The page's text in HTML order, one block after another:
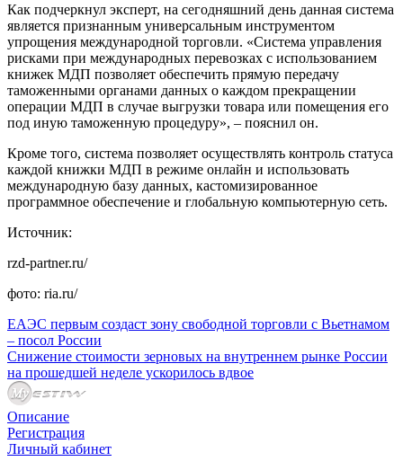
Как подчеркнул эксперт, на сегодняшний день данная система
является признанным универсальным инструментом
упрощения международной торговли. «Система управления
рисками при международных перевозках с использованием
книжек МДП позволяет обеспечить прямую передачу
таможенными органами данных о каждом прекращении
операции МДП в случае выгрузки товара или помещения его
под иную таможенную процедуру», – пояснил он.
Кроме того, система позволяет осуществлять контроль статуса
каждой книжки МДП в режиме онлайн и использовать
международную базу данных, кастомизированное
программное обеспечение и глобальную компьютерную сеть.
Источник:
rzd-partner.ru/
фото: ria.ru/
ЕАЭС первым создаст зону свободной торговли с Вьетнамом
– посол России
Снижение стоимости зерновых на внутреннем рынке России
на прошедшей неделе ускорилось вдвое
Описание
Регистрация
Личный кабинет